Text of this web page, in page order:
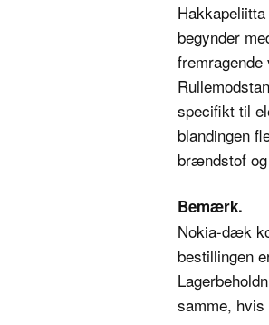
begynder
specifikt til
blandingen
brændstof
Bemærk.
Nokia-dæk
bestillingen
samme,